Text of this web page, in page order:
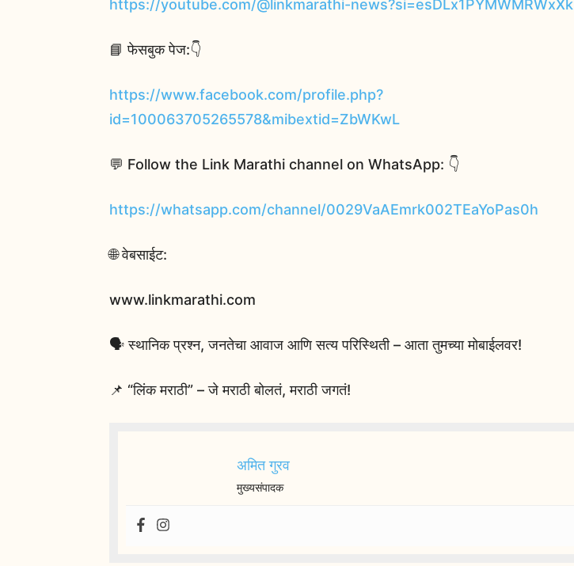
https://youtube.com/@linkmarathi-news?si=esDLx1PYMWMRWxXk
📘 फेसबुक पेज:👇
https://www.facebook.com/profile.php?
id=100063705265578&mibextid=ZbWKwL
💬 Follow the Link Marathi channel on WhatsApp: 👇
https://whatsapp.com/channel/0029VaAEmrk002TEaYoPas0h
🌐 वेबसाईट:
www.linkmarathi.com
🗣️ स्थानिक प्रश्न, जनतेचा आवाज आणि सत्य परिस्थिती – आता तुमच्या मोबाईलवर!
📌 “लिंक मराठी” – जे मराठी बोलतं, मराठी जगतं!
अमित गुरव
मुख्यसंपादक